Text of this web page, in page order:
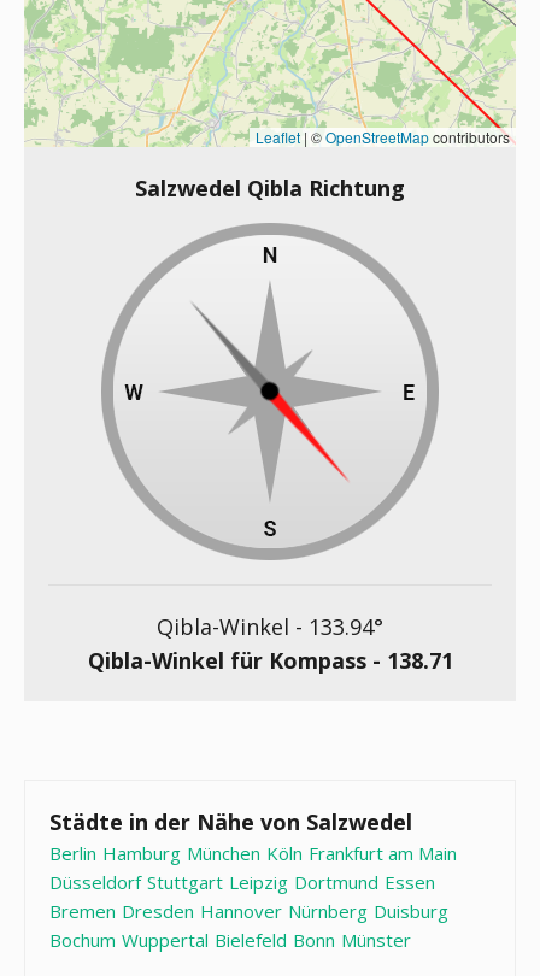
Leaflet | ©OpenStreetMapcontributors
Salzwedel Qibla Richtung
Qibla-Winkel - 133.94°
Qibla-Winkel für Kompass - 138.71
Städte in der Nähe von Salzwedel
Berlin Hamburg München Köln Frankfurt am Main
Düsseldorf Stuttgart Leipzig Dortmund Essen
Bremen Dresden Hannover Nürnberg Duisburg
Bochum Wuppertal Bielefeld Bonn Münster